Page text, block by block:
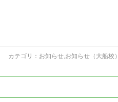
カテゴリ： お知らせ お知らせ（大船校）